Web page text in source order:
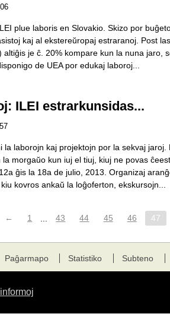
plue laboris en Slovakio. Skizo por
kaj al ekstereŭropaj estraranoj. Post
je ĉ. 20% kompare kun la nuna jaro,
de UEA por edukaj laboroj...
ILEI estrarkunsidas...
laborojn kaj projektojn por la sekvaj
morgaŭo kun iuj el tiuj, kiuj ne povas
ĝis la 18a de julio, 2013. Organizaj
kovros ankaŭ la loĝoferton, ekskursojn...
← 1 43 44 45 46 47
Paĝarmapo Statistiko Subteno